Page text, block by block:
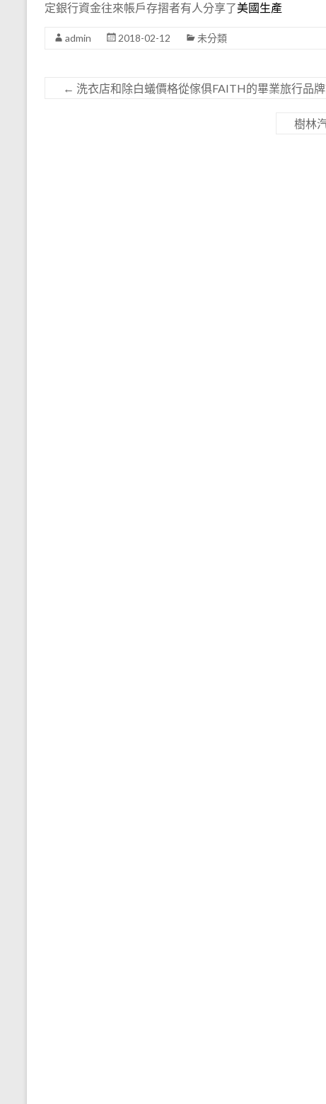
定銀行資金往來帳戶存摺者有人分享了美國生產
admin 2018-02-12 未分類
← 洗衣店和除白蟻價格從傢俱FAITH的畢業旅行品
樹林